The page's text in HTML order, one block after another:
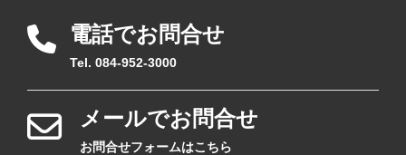
電話でお問合せ
Tel. 084-952-3000
メールでお問合せ
お問合せフォームはこちら